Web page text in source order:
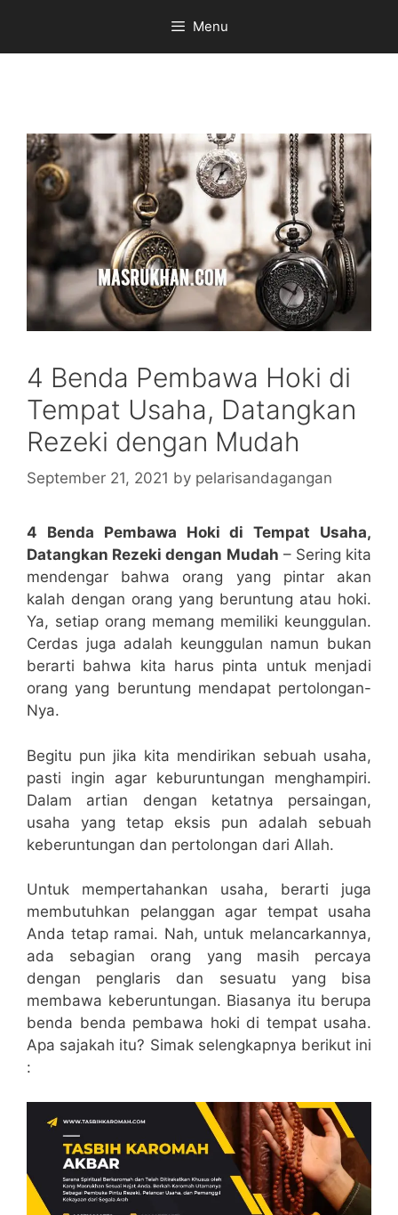
content
Menu
4 Benda Pembawa Hoki di
Tempat Usaha, Datangkan
Rezeki dengan Mudah
September 21, 2021 by pelarisandagangan
4 Benda Pembawa Hoki di Tempat Usaha,
Datangkan Rezeki dengan Mudah – Sering kita
mendengar bahwa orang yang pintar akan
kalah dengan orang yang beruntung atau hoki.
Ya, setiap orang memang memiliki keunggulan.
Cerdas juga adalah keunggulan namun bukan
berarti bahwa kita harus pinta untuk menjadi
orang yang beruntung mendapat pertolongan-
Nya.
Begitu pun jika kita mendirikan sebuah usaha,
pasti ingin agar keburuntungan menghampiri.
Dalam artian dengan ketatnya persaingan,
usaha yang tetap eksis pun adalah sebuah
keberuntungan dan pertolongan dari Allah.
Untuk mempertahankan usaha, berarti juga
membutuhkan pelanggan agar tempat usaha
Anda tetap ramai. Nah, untuk melancarkannya,
ada sebagian orang yang masih percaya
dengan penglaris dan sesuatu yang bisa
membawa keberuntungan. Biasanya itu berupa
benda benda pembawa hoki di tempat usaha.
Apa sajakah itu? Simak selengkapnya berikut ini
: